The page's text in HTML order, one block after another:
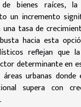
bienes raíces, la
un incremento
tasa de
hacia esta
reflejan que
determinante en
áreas urbanas
supera con